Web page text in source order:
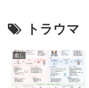
トラウマ
癒し